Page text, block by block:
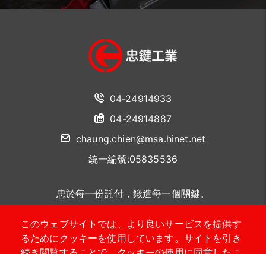
このウェブサイトでは、より良いサービスを提供す
るためにクッキーを使用しています。サイトを引き
04-24914933
04-24914887
chaung.chien@msa.hinet.net
統一編號:05835536
忠於每一份託付，鍛造每一個關鍵。
聯絡我們